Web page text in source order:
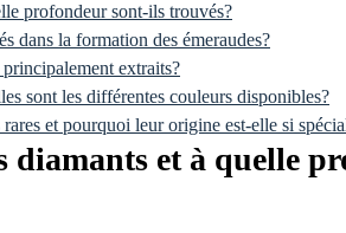
profondeur sont-ils trouvés?
dans la formation des émeraudes?
extraits?
sont les différentes couleurs disponibles?
et pourquoi leur origine est-elle si
diamants et à quelle